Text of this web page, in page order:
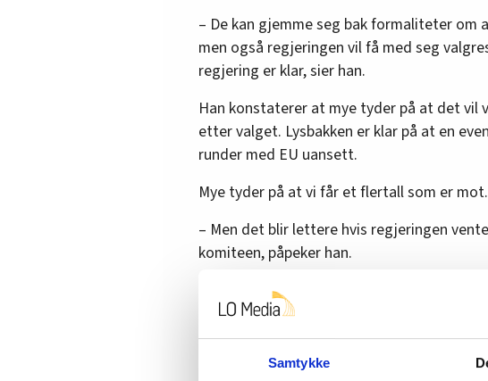
Samtykke
– De kan gjemme seg bak formaliteter
men også regjeringen vil få med seg
regjering er klar, sier han.
Han konstaterer at mye tyder på at det
etter valget. Lysbakken er klar på at en
runder med EU uansett.
Mye tyder på at vi får et flertall som er mot.
– Men det blir lettere hvis regjeringen
komiteen, påpeker han.
Hva er EUs fjerde
Binder Norge til masta